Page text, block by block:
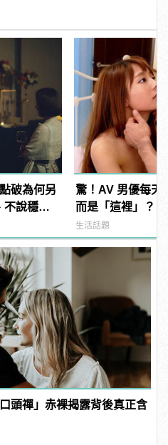
破為何另
不說穩
驚！AV 男優每天
而是「這裡」？ |
型男
生活話題
頭禪」赤裸揭露背後真正含